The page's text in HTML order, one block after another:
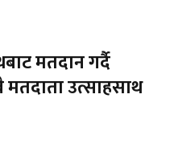
मतदान गर्दै
उत्साहसाथ